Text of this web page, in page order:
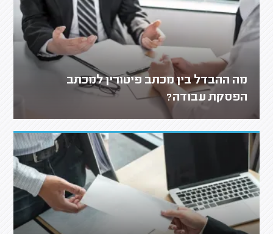
מה ההבדל בין מכתב פיטורין למכתב
הפסקת עבודה?